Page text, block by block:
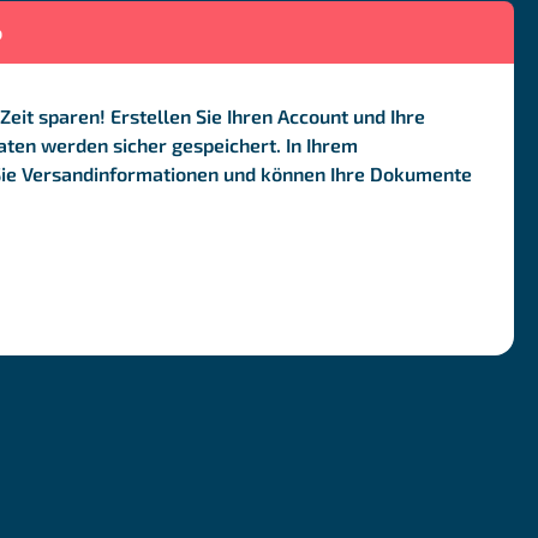
sparen! Erstellen Sie Ihren Account und Ihre
werden sicher gespeichert. In Ihrem
Versandinformationen und können Ihre Dokumente